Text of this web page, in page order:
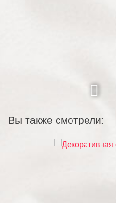
Вы также смотрели: